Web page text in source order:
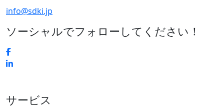
info@sdki.jp
ソーシャルでフォローしてください！
サービス